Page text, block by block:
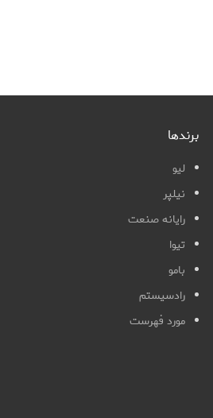
برندها
لیو
نیلپر
رایانه صنعت
تیوا
بامو
رادسیستم
مورد فهرست